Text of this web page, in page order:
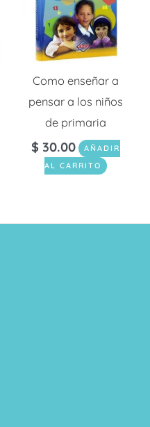
Como enseñar a
pensar a los niños
de primaria
$ 30.00
AÑADIR
AL CARRITO